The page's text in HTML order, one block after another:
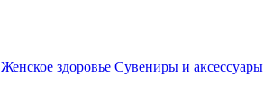
Женское здоровье Сувениры и аксессуары